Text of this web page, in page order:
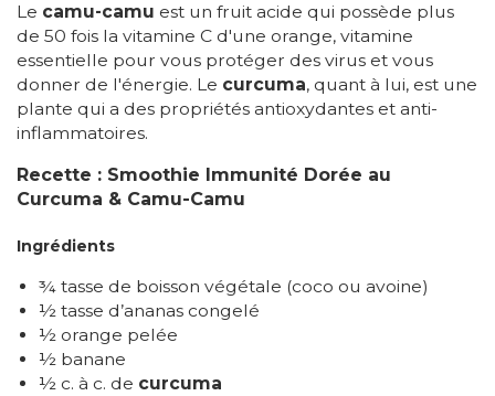
Le camu-camu est un fruit acide qui possède plus
de 50 fois la vitamine C d'une orange, vitamine
essentielle pour vous protéger des virus et vous
donner de l'énergie. Le curcuma, quant à lui, est une
plante qui a des propriétés antioxydantes et anti-
inflammatoires.
Recette : Smoothie Immunité Dorée au
Curcuma & Camu-Camu
Ingrédients
¾ tasse de boisson végétale (coco ou avoine)
½ tasse d’ananas congelé
½ orange pelée
½ banane
½ c. à c. de curcuma